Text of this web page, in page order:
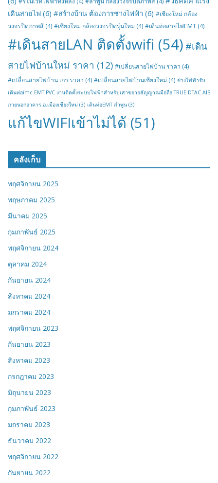
เดินสายไฟ (6) #สร้างบ้าน ต้องการช่างไฟฟ้า (6) #เชียงใหม่ กล้อง
วงจรปิดภาพสี (4) #เชียงใหม่ กล้องวงจรปิดรุ่นใหม่ (4) #เดินท่อสายไฟEMT (4)
#เดินสายLAN ติดตั้งwifi (54) #เดิน
สายไฟบ้านใหม่ ราคา (12) #เปลี่ยนสายไฟบ้าน ราคา (4)
#เปลี่ยนสายไฟบ้าน เก่า ราคา (4) #เปลี่ยนสายไฟบ้านเชียงใหม่ (4) ช่างไฟฟ้ารับ
เดินท่อimc EMT PVC งานติดตั้งระบบไฟฟ้าสำหรับเสาขยายสัญญาณมือถือ TRUE DTAC AIS
ภายนอกอาคาร อ.เมืองเชียงใหม่ (3) เดินท่อEMT ลำพูน (3)
แก้ไขWIFIเข้าไม่ได้ (51)
คลังเก็บ
พฤศจิกายน 2025
พฤษภาคม 2025
มีนาคม 2025
กุมภาพันธ์ 2025
พฤศจิกายน 2024
ตุลาคม 2024
กันยายน 2024
สิงหาคม 2024
มกราคม 2024
พฤศจิกายน 2023
กันยายน 2023
สิงหาคม 2023
กรกฎาคม 2023
มิถุนายน 2023
กุมภาพันธ์ 2023
มกราคม 2023
ธันวาคม 2022
พฤศจิกายน 2022
กันยายน 2022